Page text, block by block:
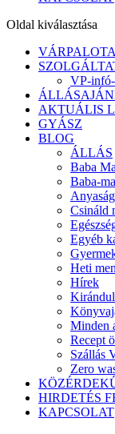
Oldal kiválasztása
VP-
AKTUÁLIS
GYÁSZ
BLOG
ÁLLÁS
Baba
Baba-
Anyaság
Csináld
Egyéb
Heti
Hírek
Minden
Recept
Szállás
Zero
HIRDETÉS
KAPCSOLAT